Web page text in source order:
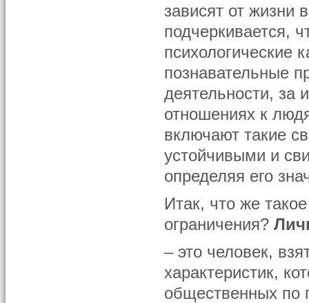
зависят от жизни
подчеркивается,
психологические
познавательные
деятельности, за
отношениях к
включают такие
устойчивыми и
определяя его
Итак, что же
ограничения?
– это человек,
характеристик,
общественных по